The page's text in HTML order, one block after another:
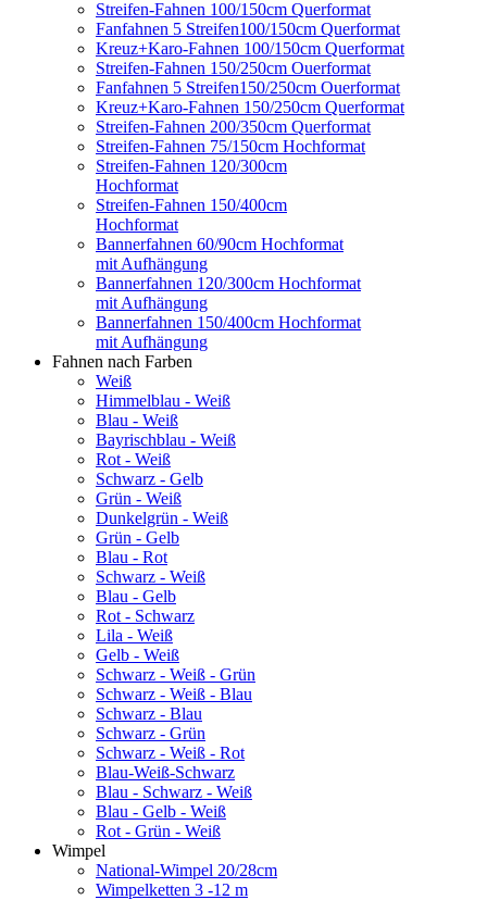
Streifen-Fahnen 100/150cm Querformat
Fanfahnen 5 Streifen100/150cm Querformat
Kreuz+Karo-Fahnen 100/150cm Querformat
Streifen-Fahnen 150/250cm Ouerformat
Fanfahnen 5 Streifen150/250cm Ouerformat
Kreuz+Karo-Fahnen 150/250cm Querformat
Streifen-Fahnen 200/350cm Querformat
Streifen-Fahnen 75/150cm Hochformat
Streifen-Fahnen 120/300cm
Hochformat
Streifen-Fahnen 150/400cm
Hochformat
Bannerfahnen 60/90cm Hochformat
mit Aufhängung
Bannerfahnen 120/300cm Hochformat
mit Aufhängung
Bannerfahnen 150/400cm Hochformat
mit Aufhängung
Fahnen nach Farben
Weiß
Himmelblau - Weiß
Blau - Weiß
Bayrischblau - Weiß
Rot - Weiß
Schwarz - Gelb
Grün - Weiß
Dunkelgrün - Weiß
Grün - Gelb
Blau - Rot
Schwarz - Weiß
Blau - Gelb
Rot - Schwarz
Lila - Weiß
Gelb - Weiß
Schwarz - Weiß - Grün
Schwarz - Weiß - Blau
Schwarz - Blau
Schwarz - Grün
Schwarz - Weiß - Rot
Blau-Weiß-Schwarz
Blau - Schwarz - Weiß
Blau - Gelb - Weiß
Rot - Grün - Weiß
Wimpel
National-Wimpel 20/28cm
Wimpelketten 3 -12 m